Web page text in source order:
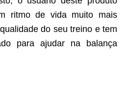
ritmo de vida muito mais
do seu treino e tem
para ajudar na balança